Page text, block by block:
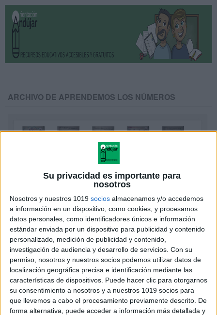
Su privacidad es importante para
nosotros
Nosotros y nuestros 1019 socios almacenamos y/o accedemos
a información en un dispositivo, como cookies, y procesamos
datos personales, como identificadores únicos e información
estándar enviada por un dispositivo para publicidad y contenido
personalizado, medición de publicidad y contenido,
investigación de audiencia y desarrollo de servicios. Con su
permiso, nosotros y nuestros socios podemos utilizar datos de
localización geográfica precisa e identificación mediante las
características de dispositivos. Puede hacer clic para otorgarnos
su consentimiento a nosotros y a nuestros 1019 socios para
que llevemos a cabo el procesamiento previamente descrito. De
forma alternativa, puede acceder a información más detallada y
ARCHIVO DE APRENDEMOS LOS NÚMEROS
CUADERNO GUIA aprendemos los
números
Publicado el 8 marzo, 2025
El aprendizaje de los números es uno de los primeros
pasos en la educación matemática de los niños. Para
facilitar este proceso, presentamos este Cuaderno-
Guía «Aprendemos los Números», un material […]